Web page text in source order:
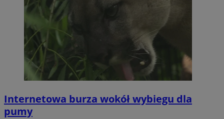
Internetowa burza wokół wybiegu dla
pumy